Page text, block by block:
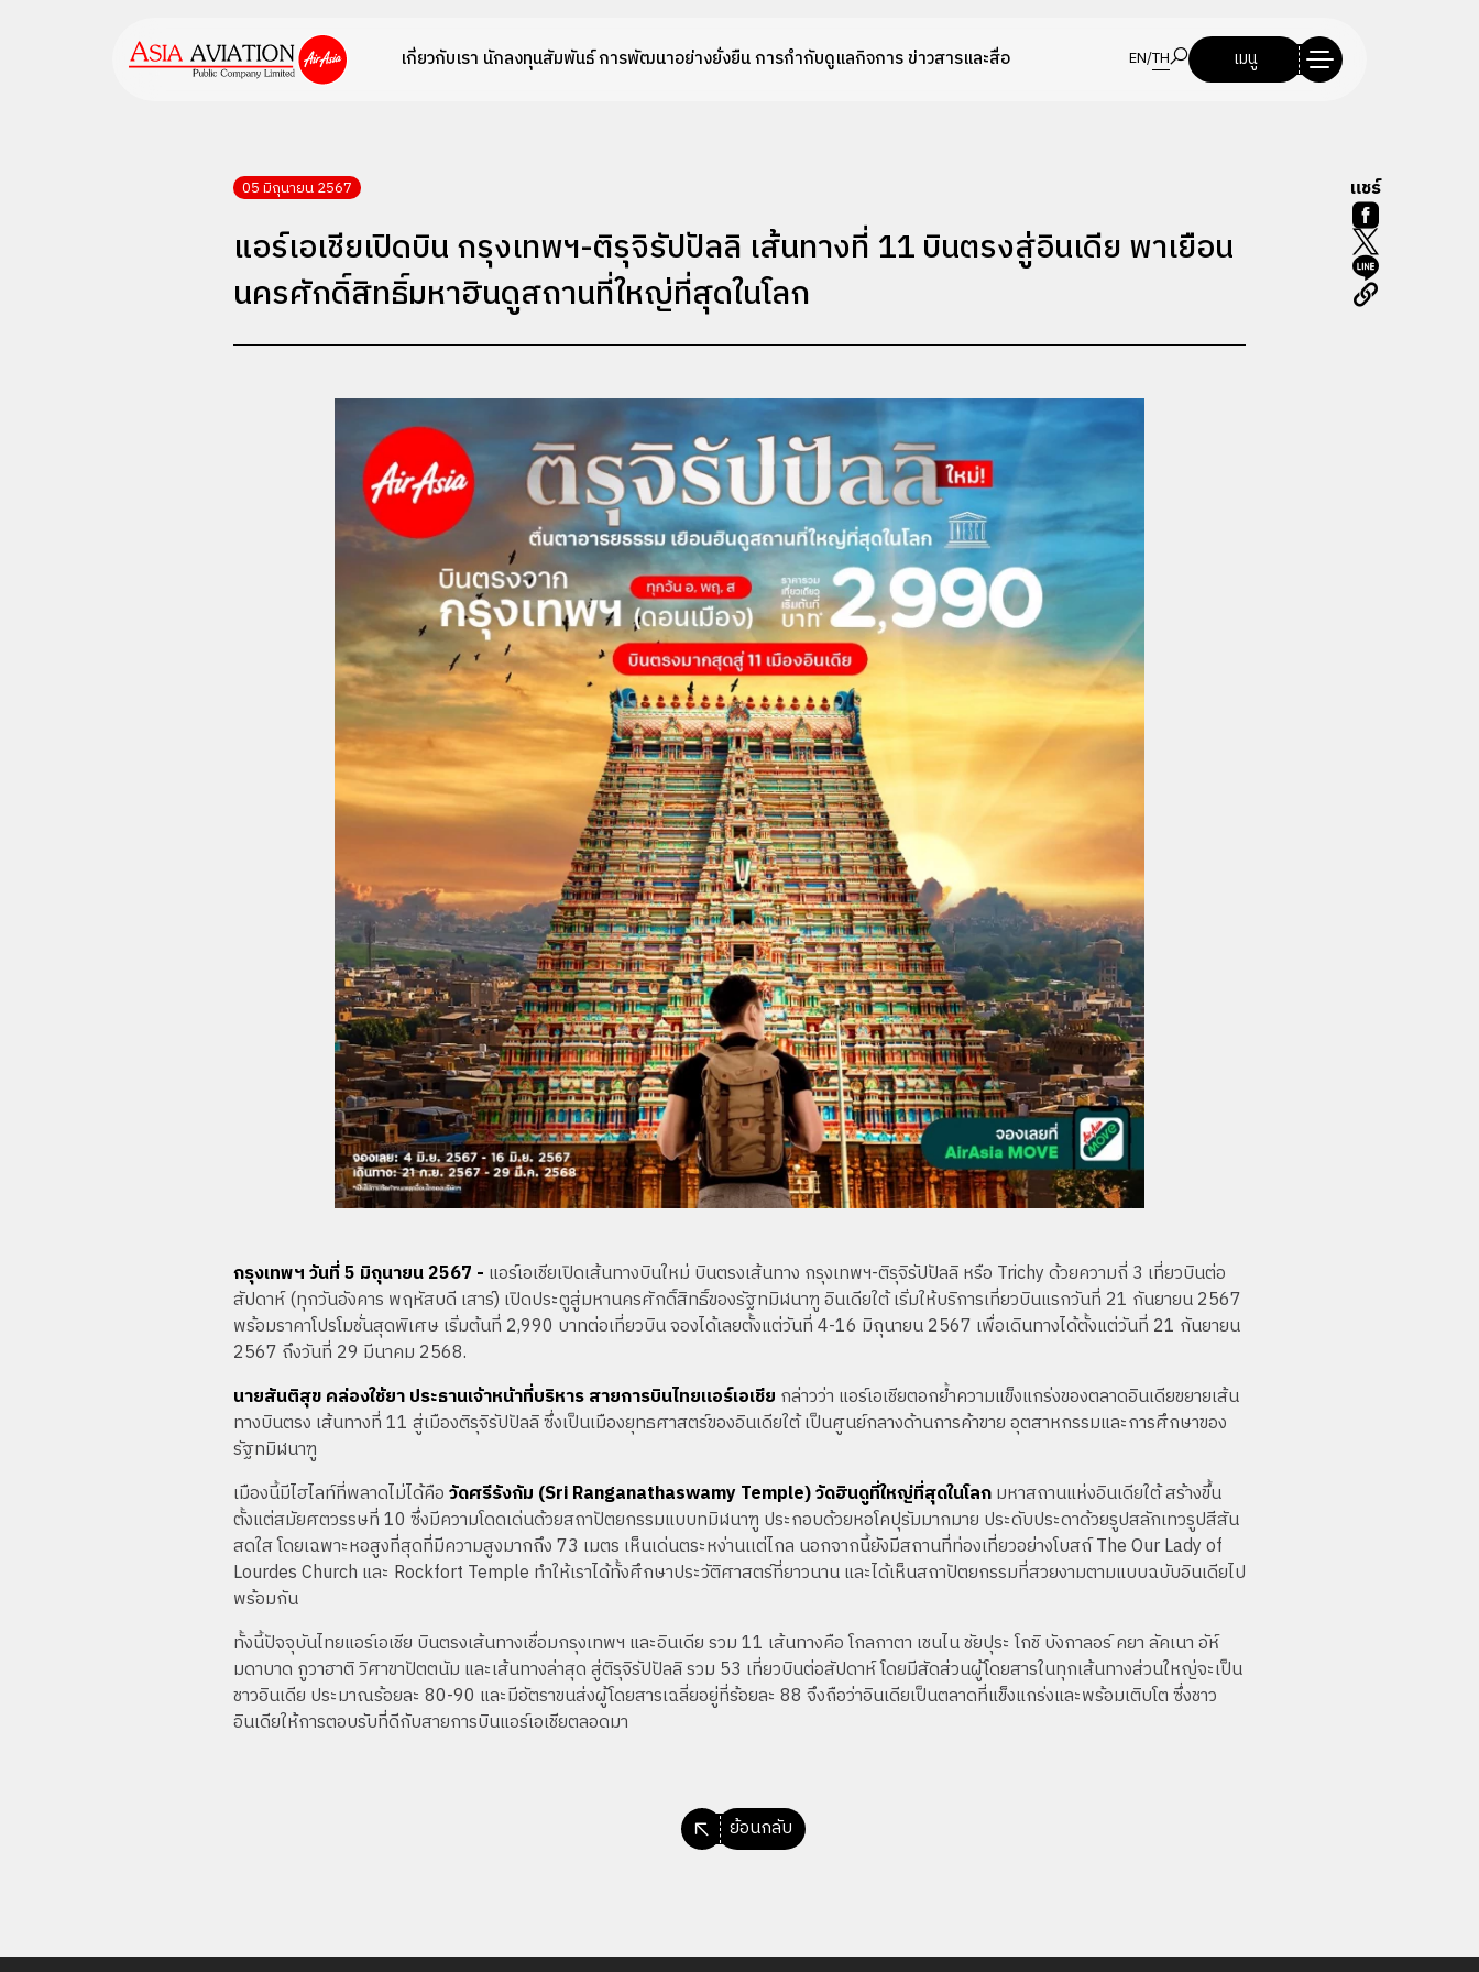
เกี่ยวกับเรา นักลงทุนสัมพันธ์การพัฒนาอย่างยั่งยืนการกำกับดูแลกิจการข่าวสารและสื่อ EN/TH เมนู
05 มิถุนายน 2567
แอร์เอเชียเปิดบิน กรุงเทพฯ-ติรุจิรัปปัลลิ เส้นทางที่ 11 บินตรงสู่อินเดีย พาเยือน
นครศักดิ์สิทธิ์มหาฮินดูสถานที่ใหญ่ที่สุดในโลก
กรุงเทพฯ วันที่ 5 มิถุนายน 2567 - แอร์เอเชียเปิดเส้นทางบินใหม่ บินตรงเส้นทาง กรุงเทพฯ-ติรุจิรัปปัลลิ หรือ Trichy ด้วยความถี่ 3 เที่ยวบินต่อ
สัปดาห์ (ทุกวันอังคาร พฤหัสบดี เสาร์) เปิดประตูสู่มหานครศักดิ์สิทธิ์ของรัฐทมิฬนาฑู อินเดียใต้ เริ่มให้บริการเที่ยวบินแรกวันที่ 21 กันยายน 2567
พร้อมราคาโปรโมชั่นสุดพิเศษ เริ่มต้นที่ 2,990 บาทต่อเที่ยวบิน จองได้เลยตั้งแต่วันที่ 4-16 มิถุนายน 2567 เพื่อเดินทางได้ตั้งแต่วันที่ 21 กันยายน
2567 ถึงวันที่ 29 มีนาคม 2568.
นายสันติสุข คล่องใช้ยา ประธานเจ้าหน้าที่บริหาร สายการบินไทยแอร์เอเชีย กล่าวว่า แอร์เอเชียตอกย้ำความแข็งแกร่งของตลาดอินเดียขยายเส้น
ทางบินตรง เส้นทางที่ 11 สู่เมืองติรุจิรัปปัลลิ ซึ่งเป็นเมืองยุทธศาสตร์ของอินเดียใต้ เป็นศูนย์กลางด้านการค้าขาย อุตสาหกรรมและการศึกษาของ
รัฐทมิฬนาฑู
เมืองนี้มีไฮไลท์ที่พลาดไม่ได้คือวัดศรีรังกัม (Sri Ranganathaswamy Temple) วัดฮินดูที่ใหญ่ที่สุดในโลกมหาสถานแห่งอินเดียใต้ สร้างขึ้น
ตั้งแต่สมัยศตวรรษที่ 10 ซึ่งมีความโดดเด่นด้วยสถาปัตยกรรมแบบทมิฬนาฑู ประกอบด้วยหอโคปุรัมมากมาย ประดับประดาด้วยรูปสลักเทวรูปสีสัน
สดใส โดยเฉพาะหอสูงที่สุดที่มีความสูงมากถึง 73 เมตร เห็นเด่นตระหง่านเเต่ไกล นอกจากนี้ยังมีสถานที่ท่องเที่ยวอย่างโบสถ์ The Our Lady of
Lourdes Church และ Rockfort Temple ทำให้เราได้ทั้งศึกษาประวัติศาสตร์ที่ยาวนาน และได้เห็นสถาปัตยกรรมที่สวยงามตามแบบฉบับอินเดียไป
พร้อมกัน
ทั้งนี้ปัจจุบันไทยแอร์เอเชีย บินตรงเส้นทางเชื่อมกรุงเทพฯ และอินเดีย รวม 11 เส้นทางคือ โกลกาตา เชนไน ชัยปุระ โกชิ บังกาลอร์ คยา ลัคเนา อัห์
มดาบาด กูวาฮาติ วิศาขาปัตตนัม และเส้นทางล่าสุด สู่ติรุจิรัปปัลลิ รวม 53 เที่ยวบินต่อสัปดาห์ โดยมีสัดส่วนผู้โดยสารในทุกเส้นทางส่วนใหญ่จะเป็น
ชาวอินเดีย ประมาณร้อยละ 80-90 และมีอัตราขนส่งผู้โดยสารเฉลี่ยอยู่ที่ร้อยละ 88 จึงถือว่าอินเดียเป็นตลาดที่แข็งแกร่งและพร้อมเติบโต ซึ่งชาว
อินเดียให้การตอบรับที่ดีกับสายการบินแอร์เอเชียตลอดมา
แชร์
ย้อนกลับ